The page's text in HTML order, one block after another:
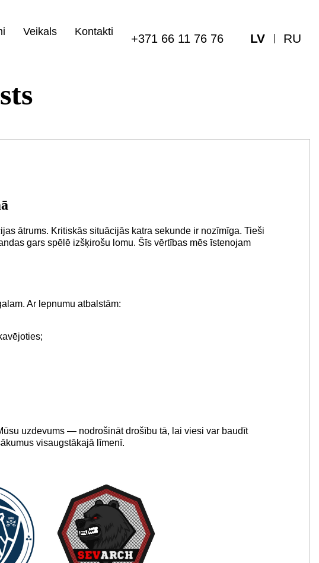
Veikals Kontakti
+371 66 11 76 76 RU
LV
ātrums. Kritiskās situācijās katra sekunde ir nozīmīga. Tieši
gars spēlē izšķirošu lomu. Šīs vērtības mēs īstenojam
Ar lepnumu atbalstām:
uzdevums — nodrošināt drošību tā, lai viesi var baudīt
visaugstākajā līmenī.